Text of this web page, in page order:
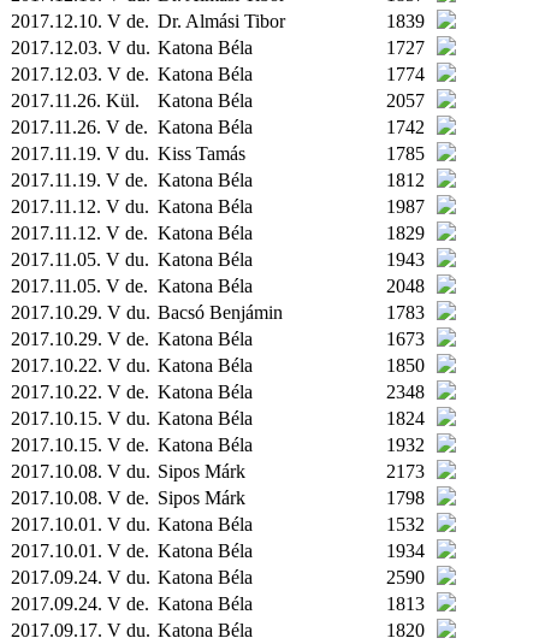
2017.12.10. V de. Dr. Almási Tibor
1839
2017.12.03. V du. Katona Béla
1727
2017.12.03. V de. Katona Béla
1774
2017.11.26. Kül. Katona Béla
2057
2017.11.26. V de. Katona Béla
1742
2017.11.19. V du. Kiss Tamás
1785
2017.11.19. V de. Katona Béla
1812
2017.11.12. V du. Katona Béla
1987
2017.11.12. V de. Katona Béla
1829
2017.11.05. V du. Katona Béla
1943
2017.11.05. V de. Katona Béla
2048
2017.10.29. V du. Bacsó Benjámin
1783
2017.10.29. V de. Katona Béla
1673
2017.10.22. V du. Katona Béla
1850
2017.10.22. V de. Katona Béla
2348
2017.10.15. V du. Katona Béla
1824
2017.10.15. V de. Katona Béla
1932
2017.10.08. V du. Sipos Márk
2173
2017.10.08. V de. Sipos Márk
1798
2017.10.01. V du. Katona Béla
1532
2017.10.01. V de. Katona Béla
1934
2017.09.24. V du. Katona Béla
2590
2017.09.24. V de. Katona Béla
1813
2017.09.17. V du. Katona Béla
1820